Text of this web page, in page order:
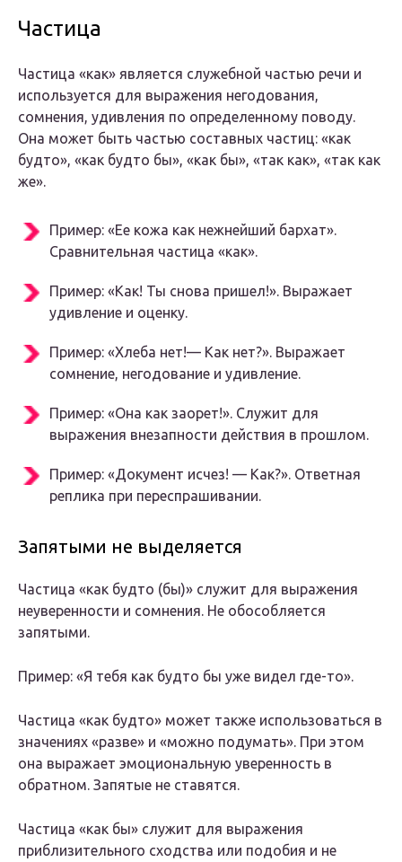
Частица
Частица «как» является служебной частью речи и
используется для выражения негодования,
сомнения, удивления по определенному поводу.
Она может быть частью составных частиц: «как
будто», «как будто бы», «как бы», «так как», «так как
же».
Пример: «Ее кожа как нежнейший бархат».
Сравнительная частица «как».
Пример: «Как! Ты снова пришел!». Выражает
удивление и оценку.
Пример: «Хлеба нет!— Как нет?». Выражает
сомнение, негодование и удивление.
Пример: «Она как заорет!». Служит для
выражения внезапности действия в прошлом.
Пример: «Документ исчез! — Как?». Ответная
реплика при переспрашивании.
Запятыми не выделяется
Частица «как будто (бы)» служит для выражения
неуверенности и сомнения. Не обособляется
запятыми.
Пример: «Я тебя как будто бы уже видел где-то».
Частица «как будто» может также использоваться в
значениях «разве» и «можно подумать». При этом
она выражает эмоциональную уверенность в
обратном. Запятые не ставятся.
Частица «как бы» служит для выражения
приблизительного сходства или подобия и не